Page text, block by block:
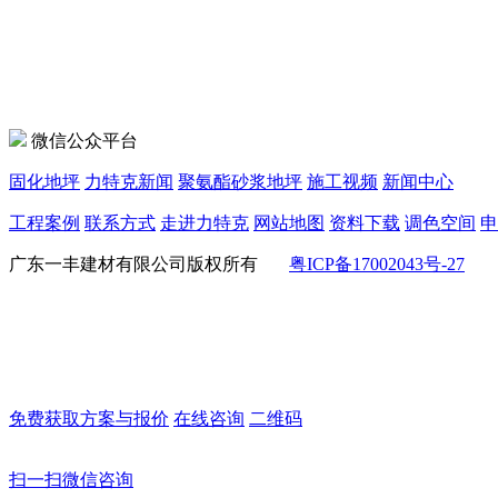
微信公众平台
固化地坪 力特克新闻 聚氨酯砂浆地坪 施工视频 新闻中心
工程案例 联系方式 走进力特克 网站地图 资料下载 调色空间
广东一丰建材有限公司版权所有 粤ICP备17002043号-27
免费获取方案与报价 在线咨询 二维码
扫一扫微信咨询